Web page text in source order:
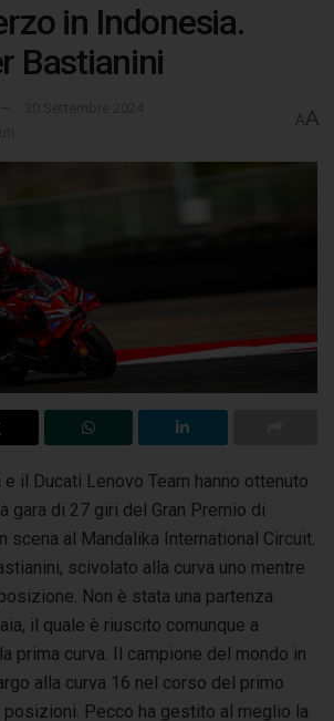
in Indonesia.
Bastianini
AA
e il Ducati Lenovo Team hanno ottenuto
gara di 27 giri del Gran Premio di
scena al Mandalika International Circuit.
scivolato alla curva uno mentre
Non è stata una partenza
il quale è riuscito comunque a
prima curva. Il campione del mondo in
alla curva 16 nel corso del primo
posizioni. Pecco ha gestito al meglio la